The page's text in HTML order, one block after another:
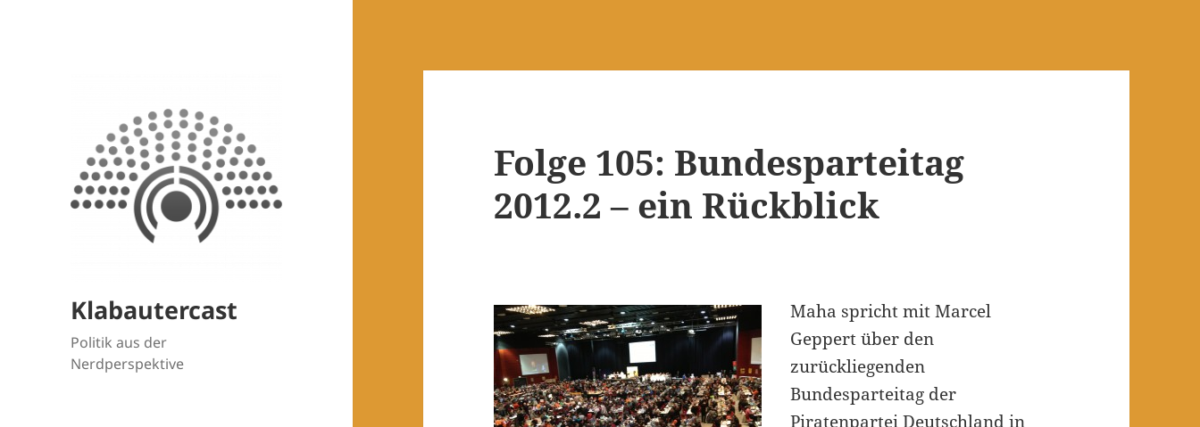
Klabautercast
Politik aus der
Nerdperspektive
Folge 105: Bundesparteitag
2012.2 – ein Rückblick
Maha spricht mit Marcel
Geppert über den
zurückliegenden
Bundesparteitag der
Piratenpartei Deutschland in